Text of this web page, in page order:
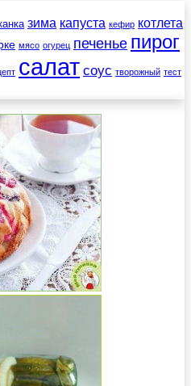
зима капуста кефир котлета
мясо огурец печенье пирог
салат соус творожный тест